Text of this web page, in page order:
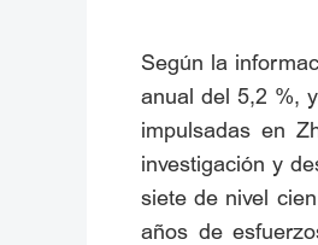
Según la
anual del 5,2 %,
impulsadas en
investigación y
siete de nivel
años de